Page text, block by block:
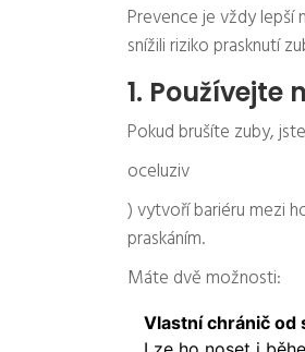
Prevence je vždy lepší
snížili riziko prasknutí
1. Používejte
Pokud brušíte zuby,
oceluziv
) vytvoří bariéru mezi
praskáním.
Máte dvě možnosti:
Vlastní chránič od